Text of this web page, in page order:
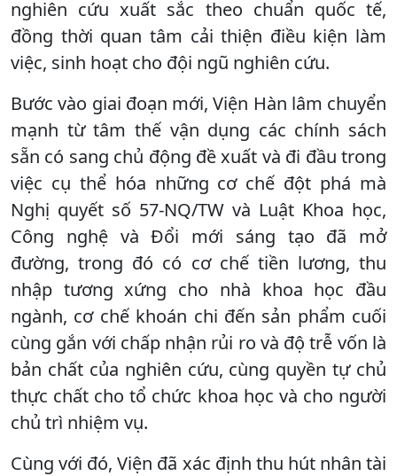
nghiên cứu xuất sắc theo chuẩn quốc tế,
đồng thời quan tâm cải thiện điều kiện làm
việc, sinh hoạt cho đội ngũ nghiên cứu.
Bước vào giai đoạn mới, Viện Hàn lâm chuyển
mạnh từ tâm thế vận dụng các chính sách
sẵn có sang chủ động đề xuất và đi đầu trong
việc cụ thể hóa những cơ chế đột phá mà
Nghị quyết số 57-NQ/TW và Luật Khoa học,
Công nghệ và Đổi mới sáng tạo đã mở
đường, trong đó có cơ chế tiền lương, thu
nhập tương xứng cho nhà khoa học đầu
ngành, cơ chế khoán chi đến sản phẩm cuối
cùng gắn với chấp nhận rủi ro và độ trễ vốn là
bản chất của nghiên cứu, cùng quyền tự chủ
thực chất cho tổ chức khoa học và cho người
chủ trì nhiệm vụ.
Cùng với đó, Viện đã xác định thu hút nhân tài